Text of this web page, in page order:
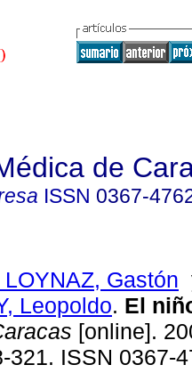
de
ISSN 0367-
Gastón
Leopoldo. El
[online].
321. ISSN 0367-